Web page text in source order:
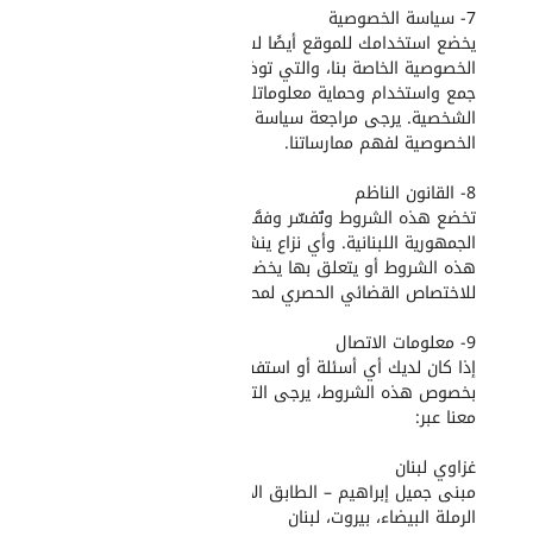
7- سياسة الخصوصية
يخضع استخدامك للموقع أيضًا لسياسة
الخصوصية الخاصة بنا، والتي توضح كيفية
جمع واستخدام وحماية معلوماتك
الشخصية. يرجى مراجعة سياسة
الخصوصية لفهم ممارساتنا.
8- القانون الناظم
تخضع هذه الشروط وتُفسَّر وفقًا لقوانين
الجمهورية اللبنانية. وأي نزاع ينشأ بموجب
هذه الشروط أو يتعلق بها يخضع
للاختصاص القضائي الحصري لمحاكم لبنان.
9- معلومات الاتصال
إذا كان لديك أي أسئلة أو استفسارات
بخصوص هذه الشروط، يرجى التواصل
معنا عبر:
غزاوي لبنان
مبنى جميل إبراهيم – الطابق الأرضي
الرملة البيضاء، بيروت، لبنان